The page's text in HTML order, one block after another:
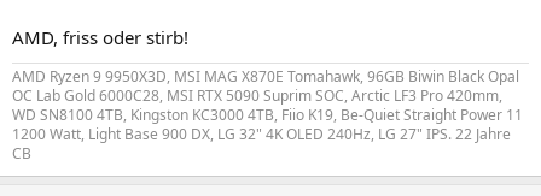
AMD, friss oder stirb!
AMD Ryzen 9 9950X3D, MSI MAG X870E Tomahawk, 96GB Biwin Black Opal
OC Lab Gold 6000C28, MSI RTX 5090 Suprim SOC, Arctic LF3 Pro 420mm,
WD SN8100 4TB, Kingston KC3000 4TB, Fiio K19, Be-Quiet Straight Power 11
1200 Watt, Light Base 900 DX, LG 32" 4K OLED 240Hz, LG 27" IPS. 22 Jahre
CB